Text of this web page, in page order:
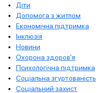
Діти
Допомога з житлом
Економічна підтримка
Інклюзія
Новини
Охорона здоров'я
Психологічна підтримка
Соціальна згуртованість
Соціальний захист